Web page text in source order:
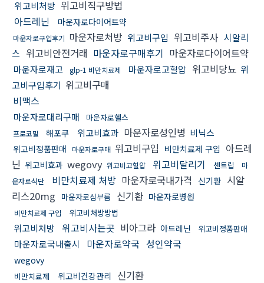
위고비처방 위고비직구방법
아드레닌
마운자로다이어트약
마운자로구입후기 마운자로처방 위고비구입 위고비주사 시알리
스 위고비안전거래 마운자로구매후기 마운자로다이어트약
마운자로재고 glp-1 비만치료제 마운자로고혈압 위고비당뇨 위
고비구입후기 위고비구매
비맥스
마운자로대리구매 마운자로헬스
프로코밀 해포쿠 위고비효과 마운자로성인병 비닉스
위고비정품판매 마운자로구매 위고비구입 비만치료제 구입 아드레
닌 위고비효과 wegovy 위고비고혈압 위고비달리기 센트립
마
운자로식단
비만치료제 처방 마운자로국내가격 신기환 시알
리스20mg
마운자로심부름 신기환 마운자로병원
비만치료제 구입 위고비처방방법
위고비처방 위고비사는곳 비아그라 아드레닌 위고비정품판매
마운자로국내출시 마운자로약국 성인약국
wegovy
비만치료제 위고비건강관리 신기환